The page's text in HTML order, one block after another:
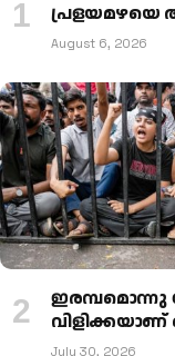
പ്രളയമഴയെ
August 6, 2026
ഇരമ്പമൊന്നു
July 30, 2026